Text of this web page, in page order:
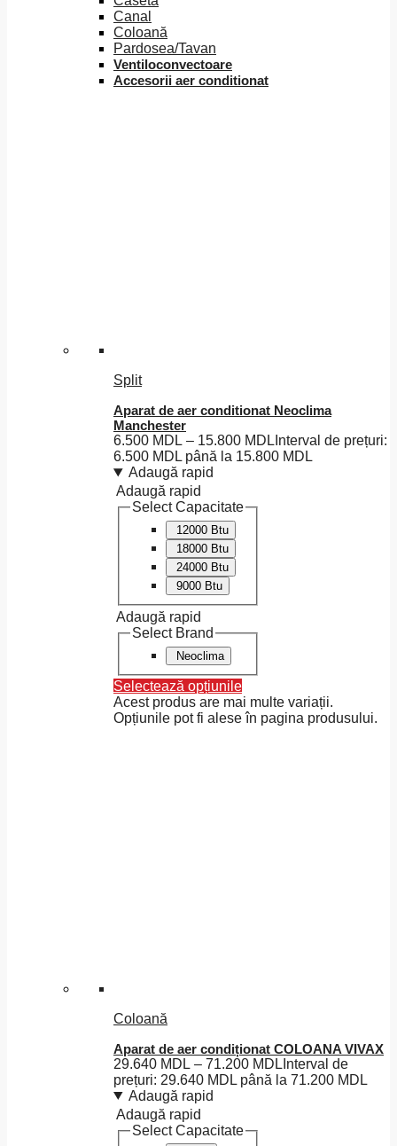
Canal
Coloană
Pardosea/Tavan
Ventiloconvectoare
Accesorii aer conditionat
Split
Aparat de aer conditionat Neoclima
Manchester
6.500 MDL – 15.800 MDL Interval de prețuri:
6.500 MDL până la 15.800 MDL
Adaugă rapid
Adaugă rapid
Select Capacitate
12000 Btu
18000 Btu
24000 Btu
9000 Btu
Adaugă rapid
Select Brand
Neoclima
Selectează opțiunile
Acest produs are mai multe variații.
Opțiunile pot fi alese în pagina produsului.
Coloană
Aparat de aer condiționat COLOANA VIVAX
29.640 MDL – 71.200 MDL Interval de
prețuri: 29.640 MDL până la 71.200 MDL
Adaugă rapid
Adaugă rapid
Select Capacitate